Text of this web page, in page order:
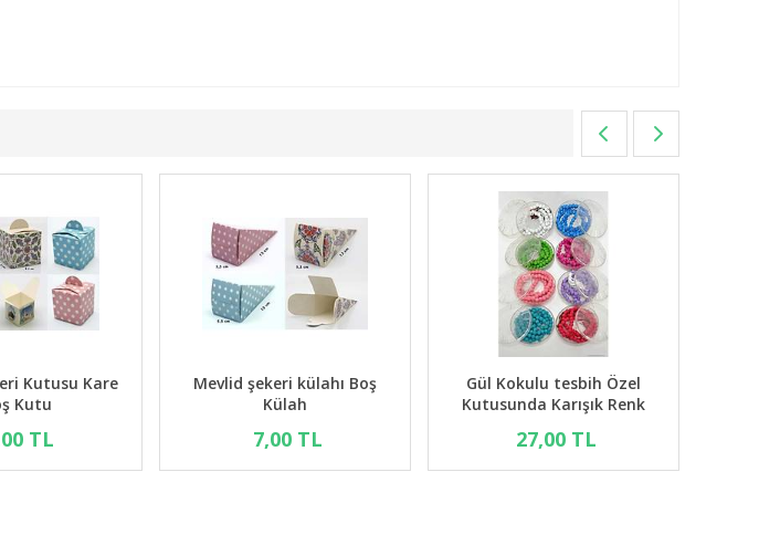
Şekeri Çantalı
Model Mavi
43,00 TL
Mevlüt Şekeri Kutusu Kare
Boş Kutu
7,00 TL
Mevlid şekeri külahı Boş
Külah
7,00 TL